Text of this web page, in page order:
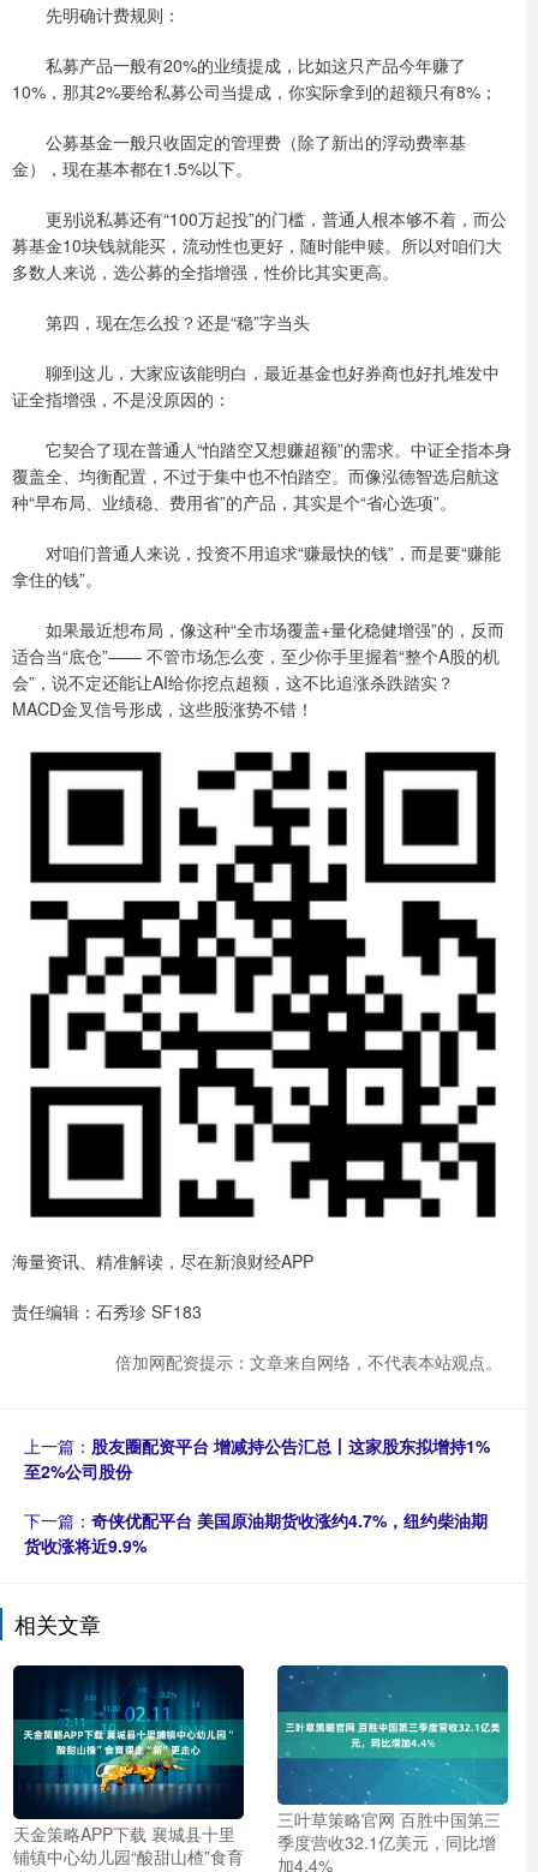
先明确计费规则：
私募产品一般有20%的业绩提成，比如这只产品今年赚了
10%，那其2%要给私募公司当提成，你实际拿到的超额只有8%；
公募基金一般只收固定的管理费（除了新出的浮动费率基
金），现在基本都在1.5%以下。
更别说私募还有“100万起投”的门槛，普通人根本够不着，而公
募基金10块钱就能买，流动性也更好，随时能申赎。所以对咱们大
多数人来说，选公募的全指增强，性价比其实更高。
第四，现在怎么投？还是“稳”字当头
聊到这儿，大家应该能明白，最近基金也好券商也好扎堆发中
证全指增强，不是没原因的：
它契合了现在普通人“怕踏空又想赚超额”的需求。中证全指本身
覆盖全、均衡配置，不过于集中也不怕踏空。而像泓德智选启航这
种“早布局、业绩稳、费用省”的产品，其实是个“省心选项”。
对咱们普通人来说，投资不用追求“赚最快的钱”，而是要“赚能
拿住的钱”。
如果最近想布局，像这种“全市场覆盖+量化稳健增强”的，反而
适合当“底仓”—— 不管市场怎么变，至少你手里握着“整个A股的机
会”，说不定还能让AI给你挖点超额，这不比追涨杀跌踏实？
MACD金叉信号形成，这些股涨势不错！
海量资讯、精准解读，尽在新浪财经APP
责任编辑：石秀珍 SF183
倍加网配资提示：文章来自网络，不代表本站观点。
上一篇： 股友圈配资平台 增减持公告汇总丨这家股东拟增持1%
至2%公司股份
下一篇： 奇侠优配平台 美国原油期货收涨约4.7%，纽约柴油期
货收涨将近9.9%
相关文章
天金策略APP下载 襄城县十里
铺镇中心幼儿园“酸甜山楂”食育
三叶草策略官网 百胜中国第三
季度营收32.1亿美元，同比增
加4.4%